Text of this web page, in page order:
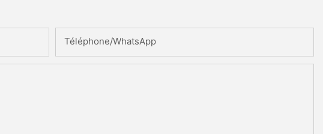
Téléphone/WhatsApp